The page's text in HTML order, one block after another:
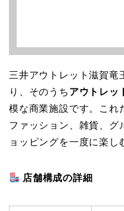
三井アウトレット滋賀竜
り、そのうち アウトレッ
模な商業施設です。これ
ファッション、雑貨、グ
ョッピングを一度に楽し
店舗構成の詳細